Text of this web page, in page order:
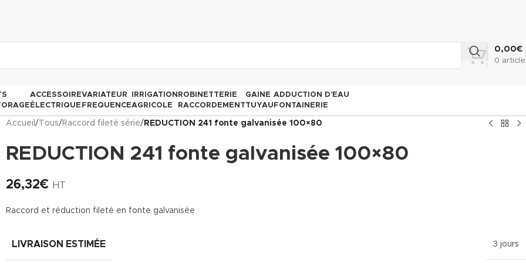
0 article
0,00€
ACCESSOIRE
ÉLECTRIQUE
VARIATEUR
FREQUENCE
IRRIGATION
AGRICOLE
ROBINETTERIE
RACCORDEMENT
GAINE
TUYAU
ADDUCTION D’EAU
FONTAINERIE
Accueil / Tous/ Raccord fileté série/ REDUCTION 241 fonte galvanisée 100×80
REDUCTION 241 fonte galvanisée 100×80
26,32€ HT
Raccord et réduction fileté en fonte galvanisée
LIVRAISON ESTIMÉE 3 jours